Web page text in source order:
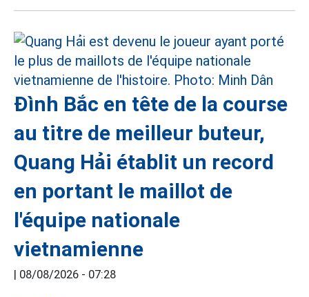
Đình Bắc en tête de la course
au titre de meilleur buteur,
Quang Hải établit un record
en portant le maillot de
l'équipe nationale
vietnamienne
| 08/08/2026 - 07:28